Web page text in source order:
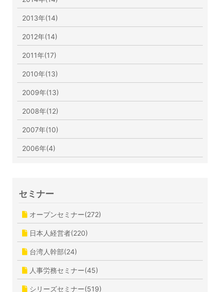
2013年(14)
2012年(14)
2011年(17)
2010年(13)
2009年(13)
2008年(12)
2007年(10)
2006年(4)
セミナー
オープンセミナー(272)
日本人経営者(220)
台湾人幹部(24)
人事労務セミナー(45)
シリーズセミナー(519)